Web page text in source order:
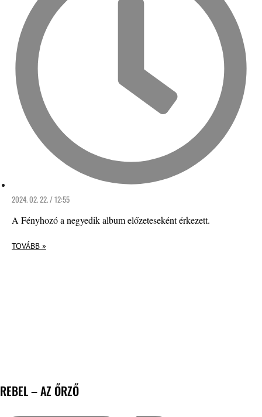
2024. 02. 22. / 12:55
A Fényhozó a negyedik album előzeteseként érkezett.
TOVÁBB »
REBEL – AZ ŐRZŐ